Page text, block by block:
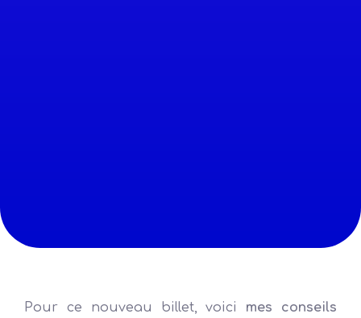
Pour ce nouveau billet, voici mes conseils